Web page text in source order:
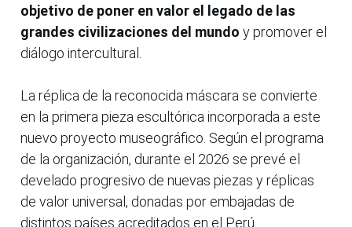
objetivo de poner en valor el legado de las
grandes civilizaciones del mundo y promover el
diálogo intercultural.
La réplica de la reconocida máscara se convierte
en la primera pieza escultórica incorporada a este
nuevo proyecto museográfico. Según el programa
de la organización, durante el 2026 se prevé el
develado progresivo de nuevas piezas y réplicas
de valor universal, donadas por embajadas de
distintos países acreditados en el Perú.